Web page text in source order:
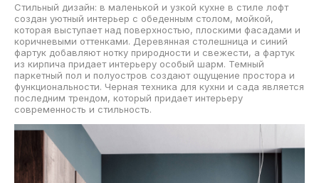
Стильный дизайн: в маленькой и узкой кухне в стиле лофт
создан уютный интерьер с обеденным столом, мойкой,
которая выступает над поверхностью, плоскими фасадами и
коричневыми оттенками. Деревянная столешница и синий
фартук добавляют нотку природности и свежести, а фартук
из кирпича придает интерьеру особый шарм. Темный
паркетный пол и полуостров создают ощущение простора и
функциональности. Черная техника для кухни и сада является
последним трендом, который придает интерьеру
современность и стильность.